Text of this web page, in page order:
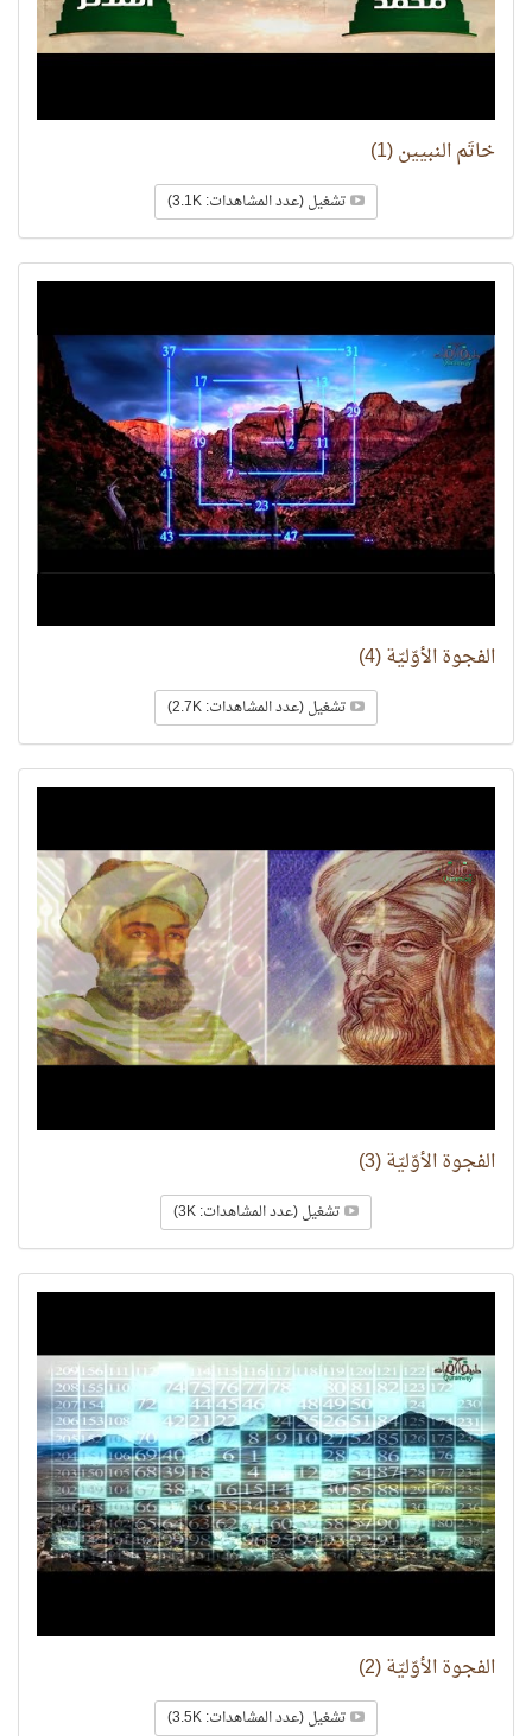
خاتَم النبيين (1)
تشغيل (عدد المشاهدات: 3.1K)
الفجوة الأوّليّة (4)
تشغيل (عدد المشاهدات: 2.7K)
الفجوة الأوّليّة (3)
تشغيل (عدد المشاهدات: 3K)
الفجوة الأوّليّة (2)
تشغيل (عدد المشاهدات: 3.5K)